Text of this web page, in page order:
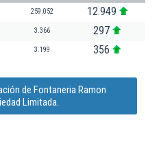
259.052 12.949
3.366 297
3.199 356
de Fontaneria Ramon
Limitada.